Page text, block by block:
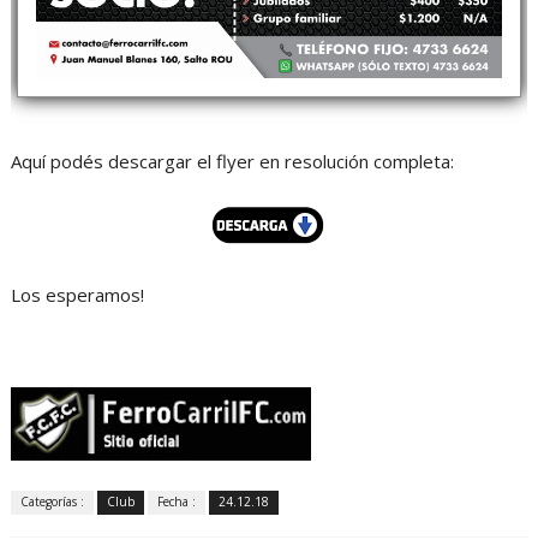
Aquí podés descargar el flyer en resolución completa:
Los esperamos!
Categorías : Club Fecha : 24.12.18